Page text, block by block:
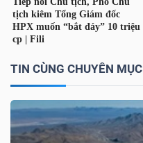
TIN CÙNG CHUYÊN MỤC